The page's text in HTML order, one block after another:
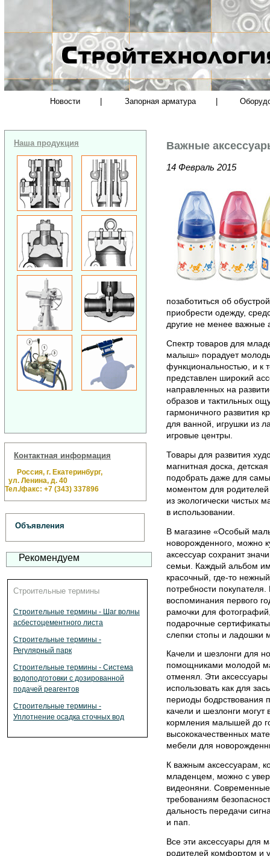
Новости Запорная арматура
Наша продукция
Контактная информация
Россия, г. Екатеринбург,
ул. Ленина, д. 40
Тел./факс: +7 (343) 337896
Объявления
Рекомендуем
Строительные термины
Строительные термины - Шаг волны
асбестоцементного листа
Строительные термины -
Регулярный парк
Строительные термины - Система
водоподготовки с дозированной
подачей реагентов
Строительные термины -
Уплотнение осадка сточных вод
Важные
14 Февраль 2015
позаботиться об
приобрести одежду,
другие не менее важные
Спектр товаров для
малыш» порадует
функциональностью, и к
представлен широкий
направленных на
образов и тактильных
гармоничного развития
для ванной, игрушки из
игровые центры.
Товары для развития
магнитная доска,
подобрать даже для
моментом для родителей
из экологически чистых
в использовании.
В магазине «Особый
новорожденного, можно
аксессуар сохранит
семьи. Каждый альбом
красочный, где-то
потребности
воспоминания первого
рамочки для
подарочные
слепки стопы и ладошки
Качели и шезлонги для
помощниками молодой
отменял. Эти
использовать как для
периоды бодрствования
качели и шезлонги
кормления малышей до
высококачественных
мебели для
К важным аксессуарам,
младенцем, можно с
видеоняни.
требованиям
дальность передачи
и пап.
Все эти аксессуары для
родителей комфортом и